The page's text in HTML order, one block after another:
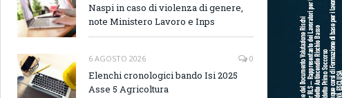
Naspi in caso di violenza di genere,
note Ministero Lavoro e Inps
6 AGOSTO 2026 0
Elenchi cronologici bando Isi 2025
Asse 5 Agricoltura